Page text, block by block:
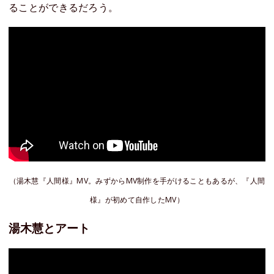
ることができるだろう。
（湯木慧『人間様』MV。みずからMV制作を手がけることもあるが、『人間
様』が初めて自作したMV）
湯木慧とアート